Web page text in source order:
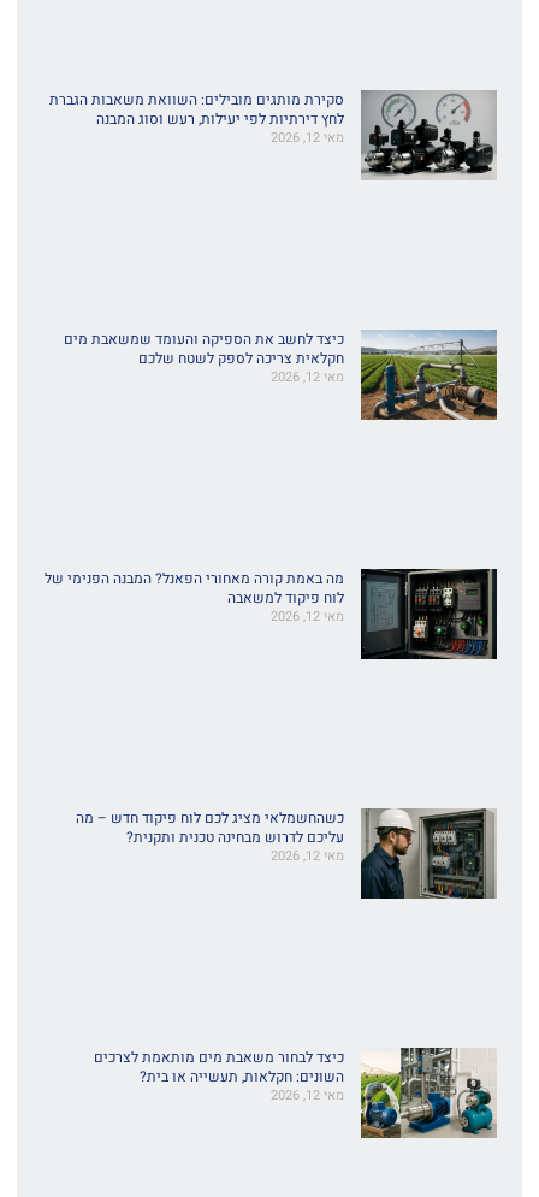
סקירת מותגים מובילים: השוואת משאבות הגברת
לחץ דירתיות לפי יעילות, רעש וסוג המבנה
מאי 12, 2026
כיצד לחשב את הספיקה והעומד שמשאבת מים
חקלאית צריכה לספק לשטח שלכם
מאי 12, 2026
מה באמת קורה מאחורי הפאנל? המבנה הפנימי של
לוח פיקוד למשאבה
מאי 12, 2026
כשהחשמלאי מציג לכם לוח פיקוד חדש – מה
עליכם לדרוש מבחינה טכנית ותקנית?
מאי 12, 2026
כיצד לבחור משאבת מים מותאמת לצרכים
השונים: חקלאות, תעשייה או בית?
מאי 12, 2026